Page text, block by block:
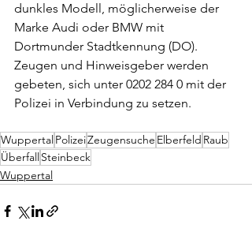
dunkles Modell, möglicherweise der
Marke Audi oder BMW mit
Dortmunder Stadtkennung (DO).
Zeugen und Hinweisgeber werden
gebeten, sich unter 0202 284 0 mit der
Polizei in Verbindung zu setzen.
Wuppertal PolizeiZeugensuche Elberfeld Raub
Überfall Steinbeck
Wuppertal